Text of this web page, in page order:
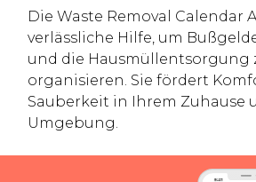
Die Waste Removal Calendar
verlässliche Hilfe, um
und die Hausmüllentsorgung
organisieren. Sie fördert
Sauberkeit in Ihrem Zuhause
Umgebung.